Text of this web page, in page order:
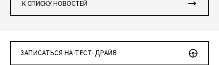
К СПИСКУ НОВОСТЕЙ
ЗАПИСАТЬСЯ НА ТЕСТ-ДРАЙВ